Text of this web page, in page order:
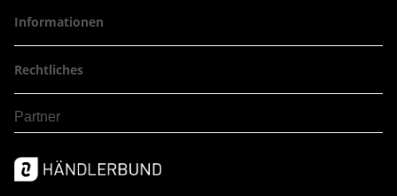
Informationen
Rechtliches
Partner